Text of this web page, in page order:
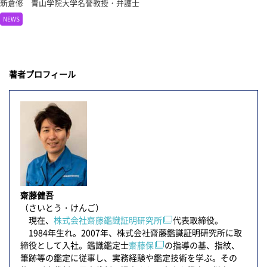
新倉修 青山学院大学名誉教授・弁護士
NEWS
著者プロフィール
齋藤健吾
（さいとう・けんご）
現在、 株式会社齋藤鑑識証明研究所
代表取締役。
1984年生れ。2007年、株式会社齋藤鑑識証明研究所に取
締役として入社。鑑識鑑定士齋藤保
の指導の基、指紋、
筆跡等の鑑定に従事し、実務経験や鑑定技術を学ぶ。その